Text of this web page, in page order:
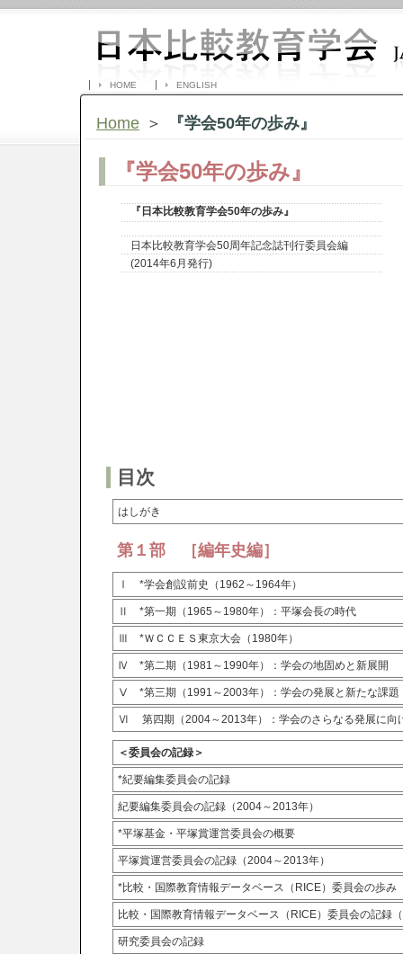
HOME ENGLISH
Home ＞ 『学会50年の歩み』
『学会50年の歩み』
『日本比較教育学会50年の歩み』
日本比較教育学会50周年記念誌刊行委員会編
(2014年6月発行)
目次
はしがき
第１部 ［編年史編］
Ⅰ *学会創設前史（1962～1964年）
Ⅱ *第一期（1965～1980年）：平塚会長の時代
Ⅲ *ＷＣＣＥＳ東京大会（1980年）
Ⅳ *第二期（1981～1990年）：学会の地固めと新展開
Ⅴ *第三期（1991～2003年）：学会の発展と新たな課題
Ⅵ 第四期（2004～2013年）：学会のさらなる発展に向
＜委員会の記録＞
*紀要編集委員会の記録
紀要編集委員会の記録（2004～2013年）
*平塚基金・平塚賞運営委員会の概要
平塚賞運営委員会の記録（2004～2013年）
*比較・国際教育情報データベース（RICE）委員会の歩み
比較・国際教育情報データベース（RICE）委員会の記録
研究委員会の記録